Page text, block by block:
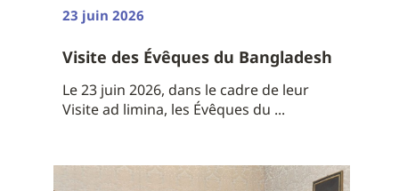
23 juin 2026
Visite des Évêques du Bangladesh
Le 23 juin 2026, dans le cadre de leur
Visite ad limina, les Évêques du ...